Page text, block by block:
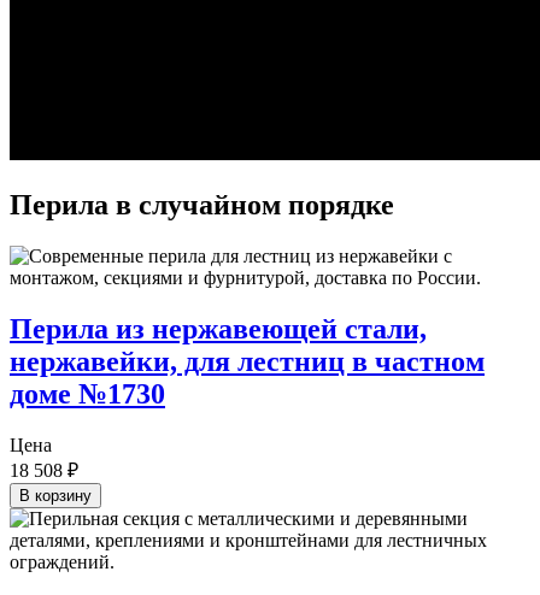
Перила в случайном порядке
Перила из нержавеющей стали,
нержавейки, для лестниц в частном
доме №1730
Цена
18 508 ₽
В корзину